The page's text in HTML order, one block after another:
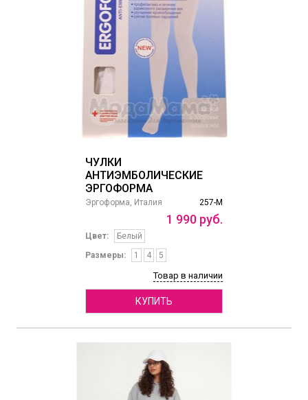
ЧУЛКИ
АНТИЭМБОЛИЧЕСКИЕ
ЭРГОФОРМА
257-М
Эргоформа, Италия
1 990 руб.
Цвет:
Белый
Размеры:
1 4 5
Товар в наличии
КУПИТЬ